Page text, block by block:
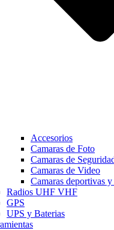
Accesorios
Camaras de Foto
Camaras de
Camaras de Video
Camaras deportivas
Radios UHF VHF
GPS
UPS y Baterias